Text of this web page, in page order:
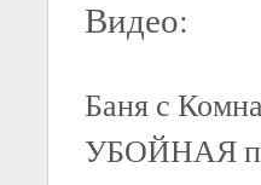
Видео:
Баня с
УБОЙНАЯ